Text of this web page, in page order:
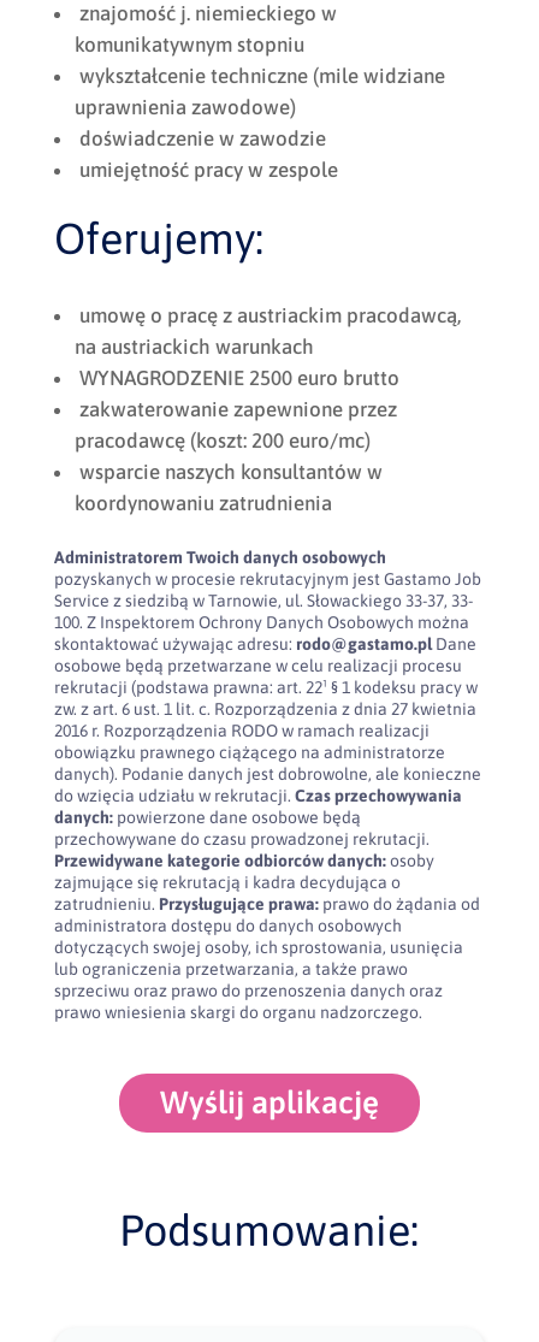
znajomość j. niemieckiego w
komunikatywnym stopniu
wykształcenie techniczne (mile widziane
uprawnienia zawodowe)
doświadczenie w zawodzie
umiejętność pracy w zespole
Oferujemy:
umowę o pracę z austriackim pracodawcą,
na austriackich warunkach
WYNAGRODZENIE 2500 euro brutto
zakwaterowanie zapewnione przez
pracodawcę (koszt: 200 euro/mc)
wsparcie naszych konsultantów w
koordynowaniu zatrudnienia
Administratorem Twoich danych osobowych
pozyskanych w procesie rekrutacyjnym jest Gastamo Job
Service z siedzibą w Tarnowie, ul. Słowackiego 33-37, 33-
100. Z Inspektorem Ochrony Danych Osobowych można
skontaktować używając adresu: rodo@gastamo.plDane
osobowe będą przetwarzane w celu realizacji procesu
rekrutacji (podstawa prawna: art. 22¹ § 1 kodeksu pracy w
zw. z art. 6 ust. 1 lit. c. Rozporządzenia z dnia 27 kwietnia
2016 r. Rozporządzenia RODO w ramach realizacji
obowiązku prawnego ciążącego na administratorze
danych). Podanie danych jest dobrowolne, ale konieczne
do wzięcia udziału w rekrutacji. Czas przechowywania
danych:powierzone dane osobowe będą
przechowywane do czasu prowadzonej rekrutacji.
Przewidywane kategorie odbiorców danych:osoby
zajmujące się rekrutacją i kadra decydująca o
zatrudnieniu. Przysługujące prawa:prawo do żądania od
administratora dostępu do danych osobowych
dotyczących swojej osoby, ich sprostowania, usunięcia
lub ograniczenia przetwarzania, a także prawo
sprzeciwu oraz prawo do przenoszenia danych oraz
prawo wniesienia skargi do organu nadzorczego.
Wyślij aplikację
Podsumowanie: